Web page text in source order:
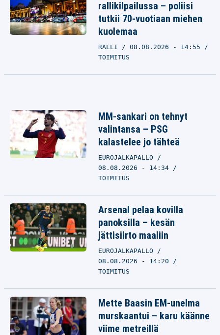
rallikilpailussa – poliisi
tutkii 70-vuotiaan miehen
kuolemaa
RALLI
08.08.2026 - 14:55
TOIMITUS
MM-sankari on tehnyt
valintansa – PSG
kalastelee jo tähteä
EUROJALKAPALLO
08.08.2026 - 14:34
TOIMITUS
Arsenal pelaa kovilla
panoksilla – kesän
jättisiirto maaliin
EUROJALKAPALLO
08.08.2026 - 14:20
TOIMITUS
Mette Baasin EM-unelma
murskaantui – karu käänne
viime metreillä